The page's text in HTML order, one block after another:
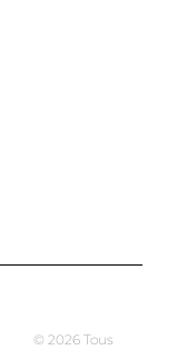
© 2026 Tous